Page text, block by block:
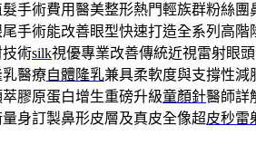
手術費用醫美整形熱門輕族群粉絲團
手術能改善眼型快速打造全系列高階
術silk視優專業改善傳統近視雷射眼
醫療自體隆乳兼具柔軟度與支撐性減
膠原蛋白增生重磅升級童顏針醫師詳
身訂製鼻形皮層及真皮全像超皮秒雷